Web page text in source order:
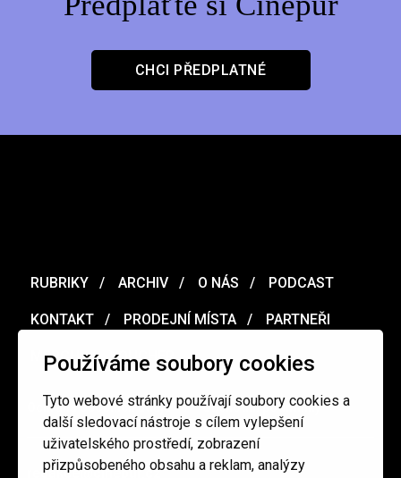
Používáme soubory cookies
Tyto webové stránky používají soubory cookies a
další sledovací nástroje s cílem vylepšení
uživatelského prostředí, zobrazení
přizpůsobeného obsahu a reklam, analýzy
CHCI PŘEDPLATNÉ
RUBRIKY ARCHIV O NÁS PODCAST
KONTAKT PRODEJNÍ MÍSTA PARTNEŘI
MERCH VOUCHER
Ochrana osobních údajů / Obchodní podmínky
redakce@cinepur.cz